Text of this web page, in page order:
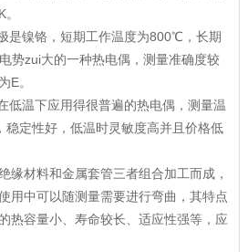
是镍铬，短期工作温度为800℃，长期
势zui大的一种热电偶，测量准确度较
E。
低温下应用得很普遍的热电偶，测量温
定性好，低温时灵敏度高并且价格低
缘材料和金属套管三者组合加工而成，
用中可以随测量需要进行弯曲，其特点
热容量小、寿命较长、适应性强等，应